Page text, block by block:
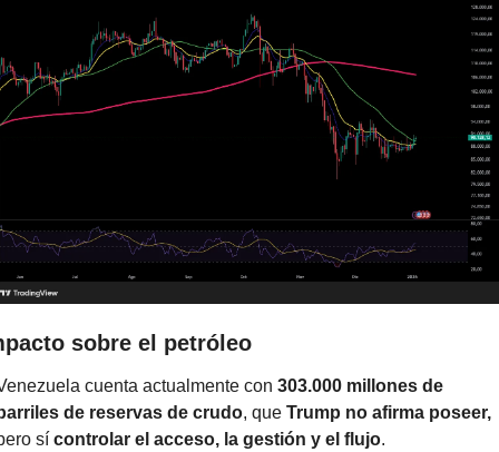
sobre el petróleo
cuenta actualmente con 303.000 millones de
de reservas de crudo, que
sí controlar el acceso, la gestión y el flujo.